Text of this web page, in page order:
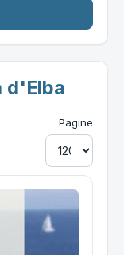
d'Elba
Pagine